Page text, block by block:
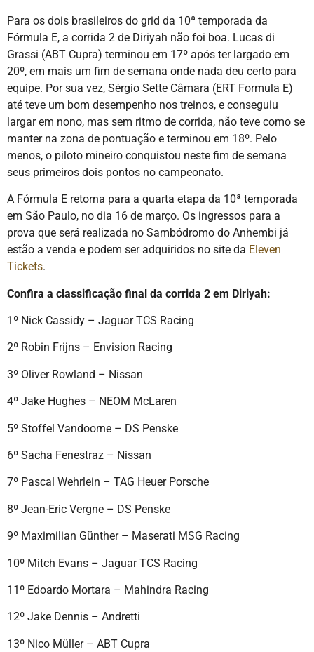
Para os dois brasileiros do grid da 10ª temporada da
Fórmula E, a corrida 2 de Diriyah não foi boa. Lucas di
Grassi (ABT Cupra) terminou em 17º após ter largado em
20º, em mais um fim de semana onde nada deu certo para
equipe. Por sua vez, Sérgio Sette Câmara (ERT Formula E)
até teve um bom desempenho nos treinos, e conseguiu
largar em nono, mas sem ritmo de corrida, não teve como se
manter na zona de pontuação e terminou em 18º. Pelo
menos, o piloto mineiro conquistou neste fim de semana
seus primeiros dois pontos no campeonato.
A Fórmula E retorna para a quarta etapa da 10ª temporada
em São Paulo, no dia 16 de março. Os ingressos para a
prova que será realizada no Sambódromo do Anhembi já
estão a venda e podem ser adquiridos no site da Eleven
Tickets.
Confira a classificação final da corrida 2 em Diriyah:
1º Nick Cassidy – Jaguar TCS Racing
2º Robin Frijns – Envision Racing
3º Oliver Rowland – Nissan
4º Jake Hughes – NEOM McLaren
5º Stoffel Vandoorne – DS Penske
6º Sacha Fenestraz – Nissan
7º Pascal Wehrlein – TAG Heuer Porsche
8º Jean-Eric Vergne – DS Penske
9º Maximilian Günther – Maserati MSG Racing
10º Mitch Evans – Jaguar TCS Racing
11º Edoardo Mortara – Mahindra Racing
12º Jake Dennis – Andretti
13º Nico Müller – ABT Cupra